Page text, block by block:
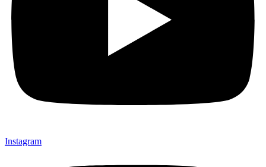
Instagram